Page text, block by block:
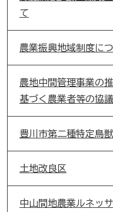
て
農業振興地域制度に
農地中間管理事業の
基づく農業者等の協
豊川市第二種特定鳥
土地改良区
中山間地農業ルネッ